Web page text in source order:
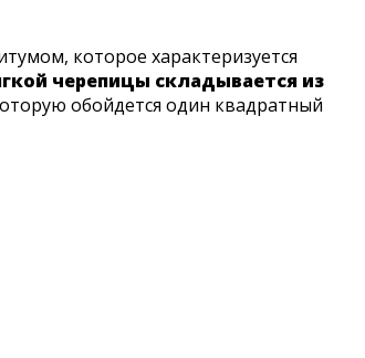
которое характеризуется
черепицы складывается из
обойдется один квадратный